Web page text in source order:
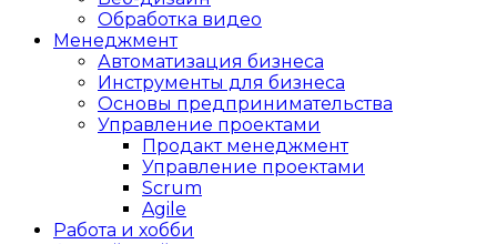
Обработка видео
Менеджмент
Автоматизация бизнеса
Инструменты для бизнеса
Основы предпринимательства
Управление проектами
Продакт менеджмент
Управление проектами
Scrum
Agile
Работа и хобби